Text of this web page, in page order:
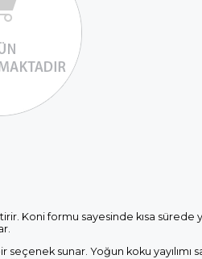
Koni formu sayesinde kısa
sunar. Yoğun koku yayılımı